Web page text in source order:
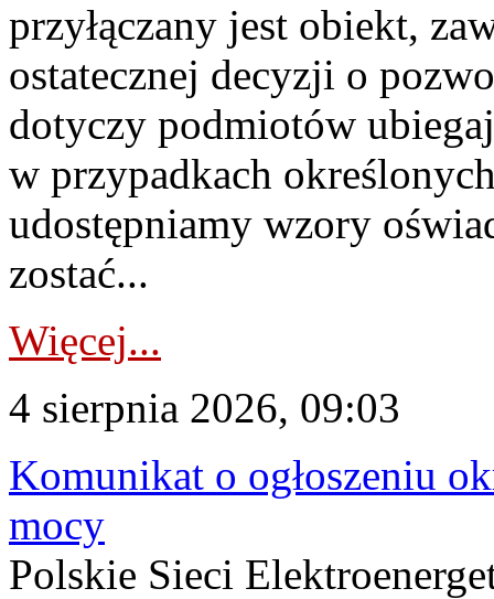
przyłączany jest obiekt,
ostatecznej decyzji o
dotyczy podmiotów
w przypadkach
udostępniamy wzory
zostać...
Więcej...
4 sierpnia 2026, 09:03
Komunikat o ogłoszeniu
mocy
Polskie Sieci